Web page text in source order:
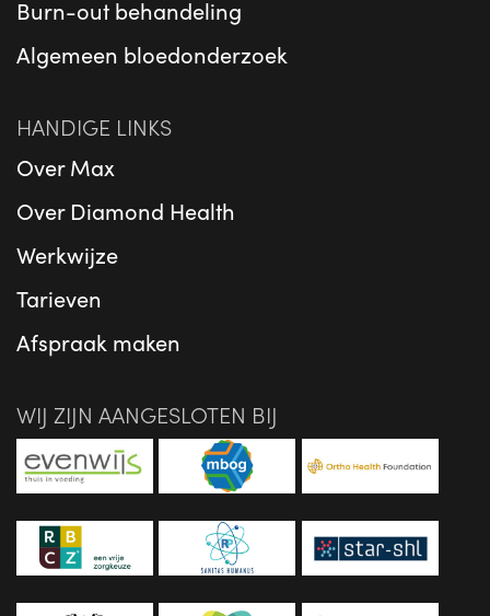
Burn-out behandeling
Algemeen bloedonderzoek
HANDIGE LINKS
Over Max
Over Diamond Health
Werkwijze
Tarieven
Afspraak maken
WIJ ZIJN AANGESLOTEN BIJ